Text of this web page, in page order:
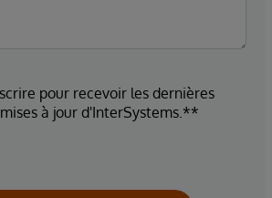
pour recevoir les dernières
à jour d'InterSystems.**